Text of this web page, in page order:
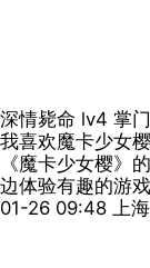
深情毙命 lv4 掌门
我喜欢魔卡少女
《魔卡少女樱》
边体验有趣的游戏
01-26 09:48 上海